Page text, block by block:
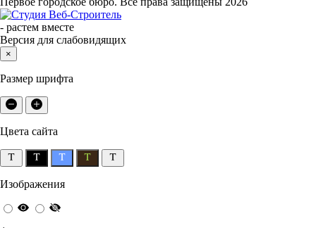
- растем вместе
Версия для слабовидящих
×
Размер шрифта
Цвета сайта
Изображения